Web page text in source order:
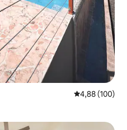
Évaluation
4,88 (100)